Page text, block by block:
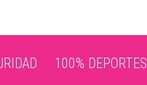
100% DEPORTES